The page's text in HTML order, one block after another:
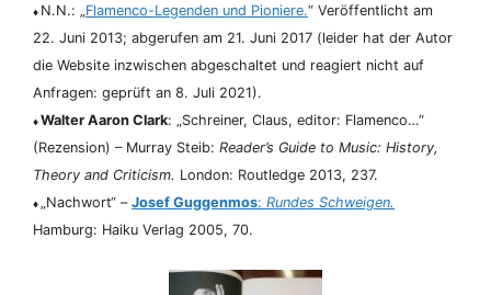
♦ N.N.: „Flamenco-Legenden und Pioniere.“ Veröffentlicht am
22. Juni 2013; abgerufen am 21. Juni 2017 (leider hat der Autor
die Website inzwischen abgeschaltet und reagiert nicht auf
Anfragen: geprüft an 8. Juli 2021).
♦Walter Aaron Clark: „Schreiner, Claus, editor: Flamenco…“
(Rezension) – Murray Steib: Reader’s Guide to Music: History,
Theory and Criticism. London: Routledge 2013, 237.
♦ „Nachwort“ – Josef Guggenmos: Rundes Schweigen.
Hamburg: Haiku Verlag 2005, 70.